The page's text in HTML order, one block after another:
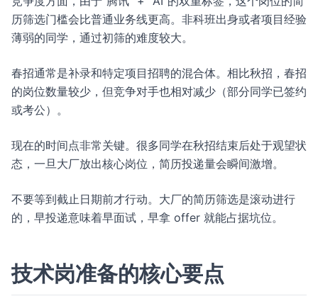
历筛选门槛会比普通业务线更高。非科班出身或者项目经验
薄弱的同学，通过初筛的难度较大。
春招通常是补录和特定项目招聘的混合体。相比秋招，春招
的岗位数量较少，但竞争对手也相对减少（部分同学已签约
或考公）。
现在的时间点非常关键。很多同学在秋招结束后处于观望状
态，一旦大厂放出核心岗位，简历投递量会瞬间激增。
不要等到截止日期前才行动。大厂的简历筛选是滚动进行
的，早投递意味着早面试，早拿 offer 就能占据坑位。
技术岗准备的核心要点